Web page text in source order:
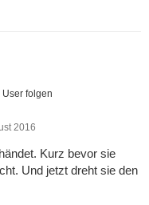
User folgen
2016
Kurz bevor sie
Und jetzt dreht sie den